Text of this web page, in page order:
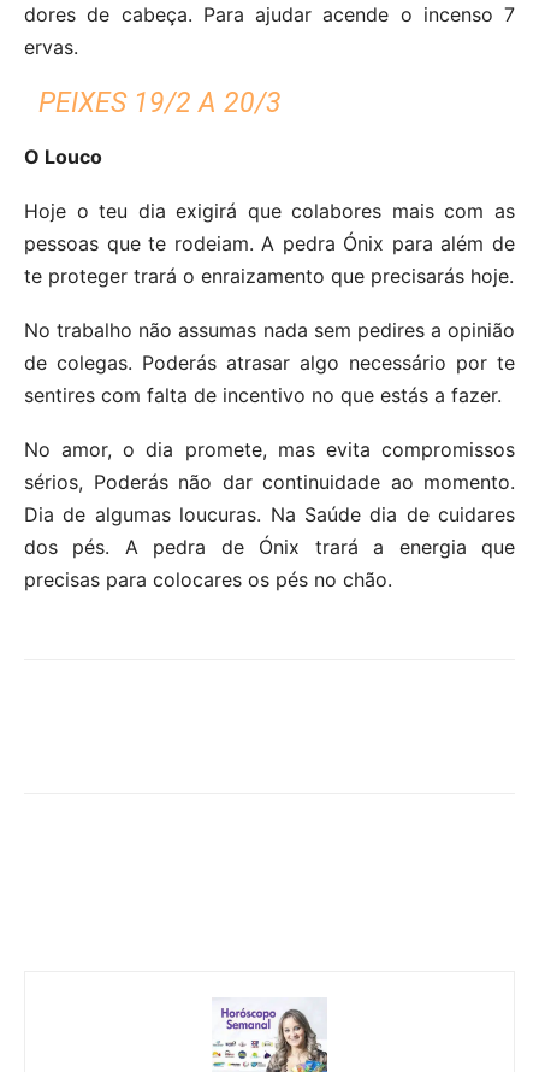
dores de cabeça. Para ajudar acende o incenso 7
ervas.
PEIXES 19/2 A 20/3
O Louco
Hoje o teu dia exigirá que colabores mais com as
pessoas que te rodeiam. A pedra Ónix para além de
te proteger trará o enraizamento que precisarás hoje.
No trabalho não assumas nada sem pedires a opinião
de colegas. Poderás atrasar algo necessário por te
sentires com falta de incentivo no que estás a fazer.
No amor, o dia promete, mas evita compromissos
sérios, Poderás não dar continuidade ao momento.
Dia de algumas loucuras. Na Saúde dia de cuidares
dos pés. A pedra de Ónix trará a energia que
precisas para colocares os pés no chão.